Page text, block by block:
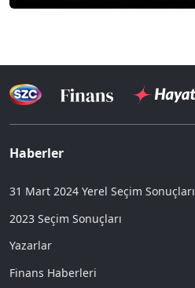
Haberler
31 Mart 2024 Yerel Seçim Sonuçları
2023 Seçim Sonuçları
Yazarlar
Finans Haberleri